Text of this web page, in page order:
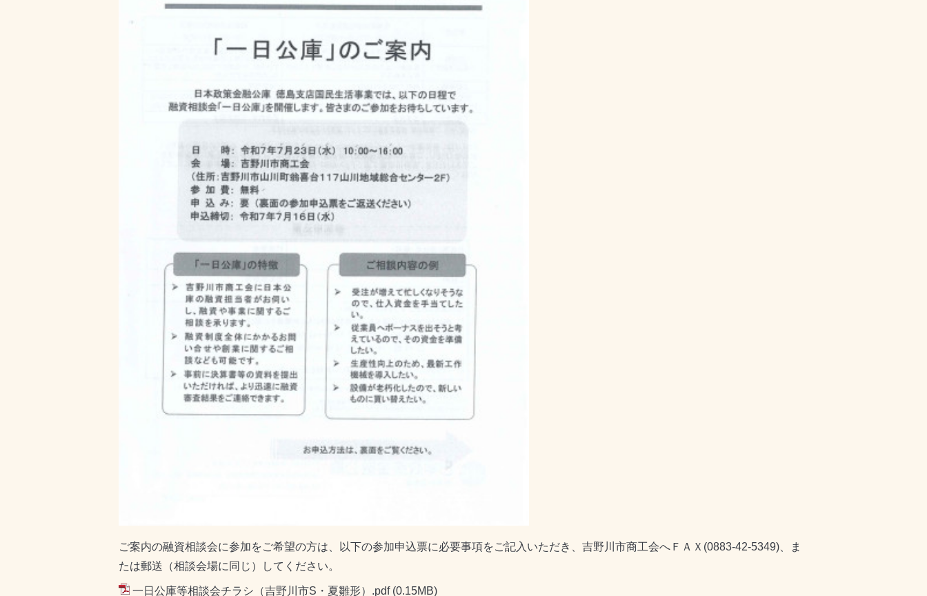
ご案内の融資相談会に参加をご希望の方は、以下の参加申込票に必要事項をご記入いただき、吉野川市商工会へＦＡＸ(0883-42-5349)、ま
たは郵送（相談会場に同じ）してください。
一日公庫等相談会チラシ（吉野川市S・夏雛形）.pdf (0.15MB)